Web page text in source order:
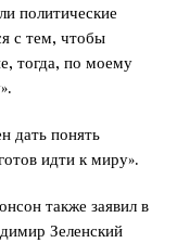
политические
с тем, чтобы
тогда, по моему
дать понять
идти к миру».
также заявил в
Зеленский